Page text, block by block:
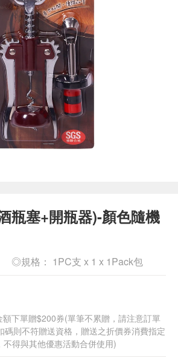
瓶塞+開瓶器)-顏色隨機
◎規格： 1PC支 x 1 x 1Pack包
下單贈$200券(單筆不累贈，請注意訂單
碼則不符贈送資格，贈送之折價券消費指定
得與其他優惠活動合併使用)